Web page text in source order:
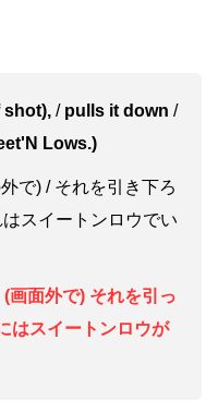
/pulls it down /
Lows.)
で) / それを引き下ろ
スイートンロウでい
画面外で) それを引っ
はスイートンロウが